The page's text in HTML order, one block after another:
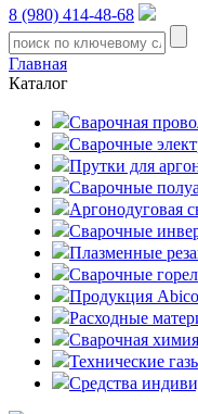
8 (980) 414-48-68
Главная
Каталог
Сварочная
Сварочные
Прутки для
Сварочные
Аргонодуговая
Сварочные
Плазменные
Сварочные
Продукция
Расходные
Сварочная химия
Технические
Средства